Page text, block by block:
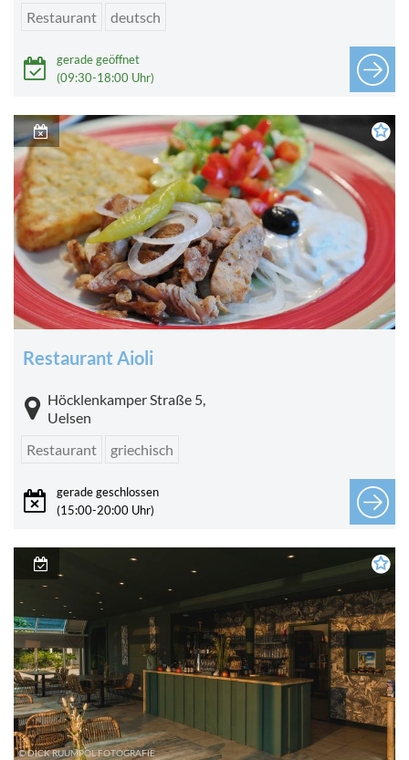
Restaurant deutsch
gerade geöffnet
(09:30-18:00 Uhr)
Restaurant Aioli
Höcklenkamper Straße 5,
Uelsen
Restaurant
griechisch
gerade geschlossen
(15:00-20:00 Uhr)
© DICK RUUMPOL FOTOGRAFIE